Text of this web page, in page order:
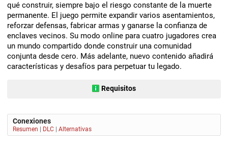
qué construir, siempre bajo el riesgo constante de la muerte
permanente. El juego permite expandir varios asentamientos,
reforzar defensas, fabricar armas y ganarse la confianza de
enclaves vecinos. Su modo online para cuatro jugadores crea
un mundo compartido donde construir una comunidad
conjunta desde cero. Más adelante, nuevo contenido añadirá
características y desafíos para perpetuar tu legado.
Requisitos
Conexiones
Resumen DLC Alternativas